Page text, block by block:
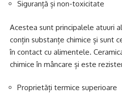
Siguranță și non-toxicitate
Acestea sunt principalele atuuri
conțin substanțe chimice și sunt
în contact cu alimentele.
chimice în mâncare și este
Proprietăți termice superioare